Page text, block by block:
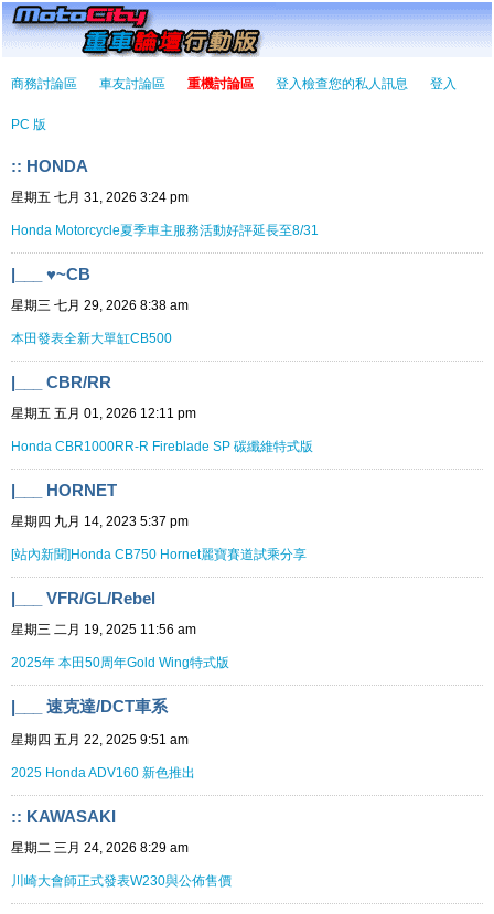
商務討論區 車友討論區 重機討論區 登入檢查您的私人訊息 登入
PC 版
:: HONDA
星期五 七月 31, 2026 3:24 pm
Honda Motorcycle夏季車主服務活動好評延長至8/31
|___ ♥~CB
星期三 七月 29, 2026 8:38 am
本田發表全新大單缸CB500
|___ CBR/RR
星期五 五月 01, 2026 12:11 pm
Honda CBR1000RR-R Fireblade SP 碳纖維特式版
|___ HORNET
星期四 九月 14, 2023 5:37 pm
[站內新聞]Honda CB750 Hornet麗寶賽道試乘分享
|___ VFR/GL/Rebel
星期三 二月 19, 2025 11:56 am
2025年 本田50周年Gold Wing特式版
|___ 速克達/DCT車系
星期四 五月 22, 2025 9:51 am
2025 Honda ADV160 新色推出
:: KAWASAKI
星期二 三月 24, 2026 8:29 am
川崎大會師正式發表W230與公佈售價